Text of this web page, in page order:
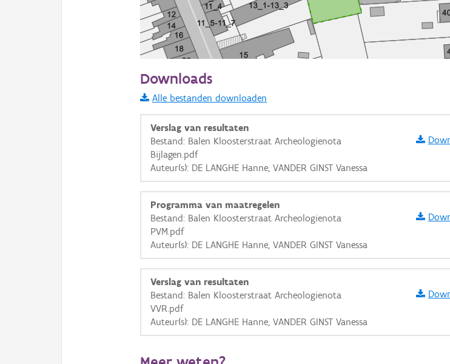
Informatie Vlaanderen
i
+
Basis Lagen
Ortho
GRB-Basiskaart
Downloads
Alle bestanden downloaden
Verslag van resultaten
Bestand: Balen Kloosterstraat Archeologienota
Bijlagen.pdf
Auteur(s): DE LANGHE Hanne, VANDER GINST Vanessa
Programma van maatregelen
Bestand: Balen Kloosterstraat Archeologienota
PVM.pdf
Auteur(s): DE LANGHE Hanne, VANDER GINST Vanessa
Verslag van resultaten
Bestand: Balen Kloosterstraat Archeologienota
VVR.pdf
Auteur(s): DE LANGHE Hanne, VANDER GINST Vanessa